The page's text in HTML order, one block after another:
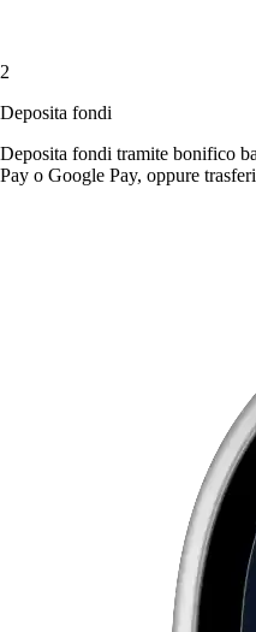
2
Deposita fondi
Deposita fondi tramite bonifico
Pay o Google Pay, oppure